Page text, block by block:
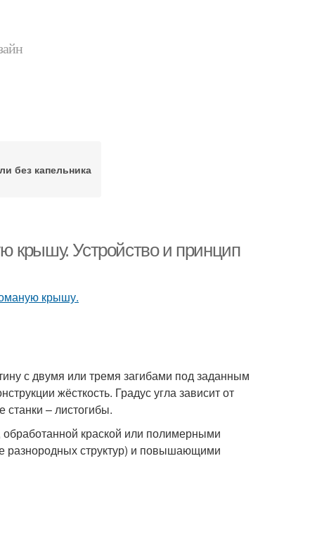
без капельника
крышу. Устройство и принцип
с двумя или тремя загибами под заданным
жёсткость. Градус угла зависит от
– листогибы.
краской или полимерными
разнородных структур) и повышающими